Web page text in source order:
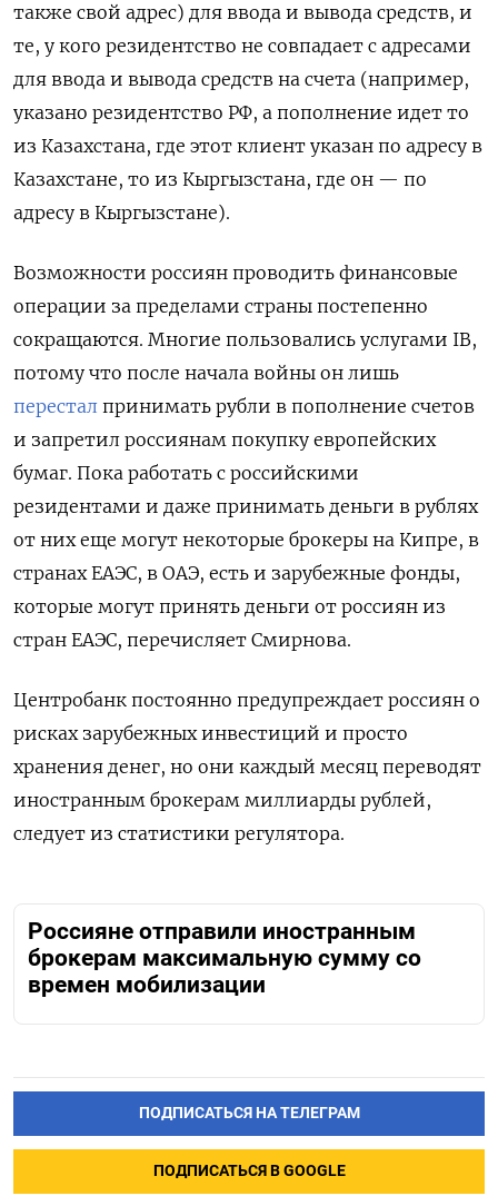
также свой адрес) для ввода и вывода средств, и
те, у кого резидентство не совпадает с адресами
для ввода и вывода средств на счета (например,
указано резидентство РФ, а пополнение идет то
из Казахстана, где этот клиент указан по адресу в
Казахстане, то из Кыргызстана, где он — по
адресу в Кыргызстане).
Возможности россиян проводить финансовые
операции за пределами страны постепенно
сокращаются. Многие пользовались услугами IB,
потому что после начала войны он лишь
перестал принимать рубли в пополнение счетов
и запретил россиянам покупку европейских
бумаг. Пока работать с российскими
резидентами и даже принимать деньги в рублях
от них еще могут некоторые брокеры на Кипре, в
странах ЕАЭС, в ОАЭ, есть и зарубежные фонды,
которые могут принять деньги от россиян из
стран ЕАЭС, перечисляет Смирнова.
Центробанк постоянно предупреждает россиян о
рисках зарубежных инвестиций и просто
хранения денег, но они каждый месяц переводят
иностранным брокерам миллиарды рублей,
следует из статистики регулятора.
Россияне отправили иностранным
брокерам максимальную сумму со
времен мобилизации
ПОДПИСАТЬСЯ НА ТЕЛЕГРАМ
ПОДПИСАТЬСЯ В GOOGLE